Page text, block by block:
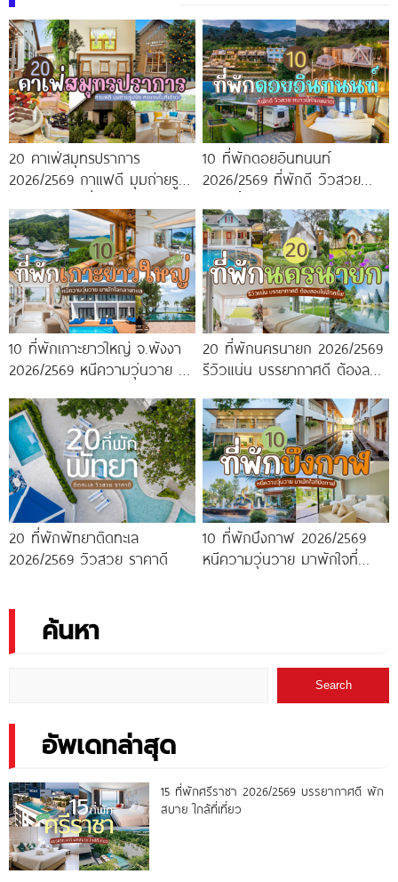
20 คาเฟ่สมุทรปราการ
2026/2569 กาแฟดี มุมถ่ายรูป
10 ที่พักดอยอินทนนท์
2026/2569 ที่พักดี วิวสวย
10 ที่พักเกาะยาวใหญ่ จ.พังงา
2026/2569 หนีความวุ่นวาย มา
20 ที่พักนครนายก 2026/2569
รีวิวแน่น บรรยากาศดี ต้องลอง
20 ที่พักพัทยาติดทะเล
2026/2569 วิวสวย ราคาดี
10 ที่พักบึงกาฬ 2026/2569
หนีความวุ่นวาย มาพักใจที่
ค้นหา
Search
อัพเดทล่าสุด
15 ที่พักศรีราชา 2026/2569 บรรยากาศดี พัก
สบาย ใกล้ที่เที่ยว